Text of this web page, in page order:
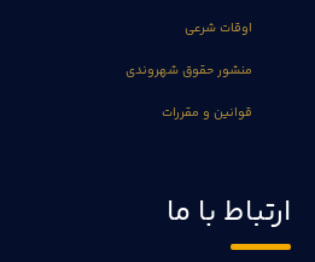
اوقات شرعی
منشور حقوق شهروندی
قوانین و مقررات
ارتباط با ما